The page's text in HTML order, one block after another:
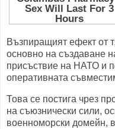
Възпиращият ефект от
основно на създаване
присъствие на НАТО и
оперативната
Това се постига чрез
на съюзнически сили,
военноморски домейн,